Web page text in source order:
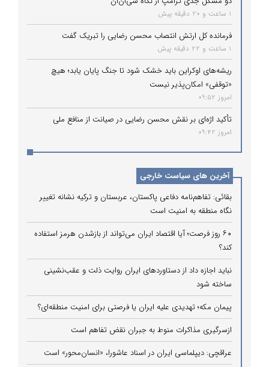
1 ساعت و 20 دقیقه پیش
فرمانده کل ارتش انتصاب محسن رضایی را تبریک گفت
1 ساعت و 22 دقیقه پیش
ریشه‌های اوکراین باید خشک شود تا جنگ پایان یابد؛ هیچ
«توقفی» امکان‌پذیر نیست
امروز 09:52
تأکید اژه‌ای بر نقش محسن رضایی در صیانت از منافع ملی
امروز 09:42
آخرین های سیاست خارجی
بقائی: تفاهم‌نامه دفاعی پاکستان، عربستان و ترکیه نشانه تغییر
نگاه منطقه به امنیت است
۶۰ روز فرصت؛ آیا اقتصاد ایران می‌تواند از بازشدن هرمز استفاده
کند؟
نباید اجازه داد از دستاوردهای ایران روایت ذلت و عقب‌نشینی
ساخته شود
پیمان مکه؛ تهدیدی علیه ایران یا فرصتی برای امنیت منطقه‌ای؟
ازسرگیری مذاکرات منوط به جبران نقض تفاهم است
عراقچی: دیپلماسی ایران در اسناد عاشورا، «انسان‌محور» است